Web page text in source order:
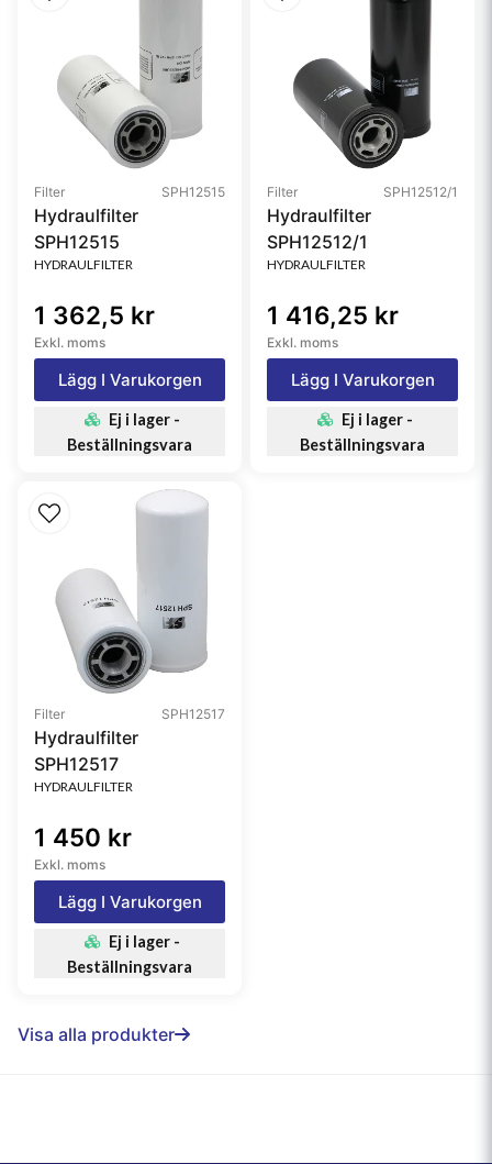
Filter SPH12515
Hydraulfilter
SPH12515
HYDRAULFILTER
1 362,5 kr
Exkl. moms
Lägg I Varukorgen
Ej i lager -
Beställningsvara
Filter SPH12512/1
Hydraulfilter
SPH12512/1
HYDRAULFILTER
1 416,25 kr
Exkl. moms
Lägg I Varukorgen
Ej i lager -
Beställningsvara
Filter SPH12517
Hydraulfilter
SPH12517
HYDRAULFILTER
1 450 kr
Exkl. moms
Lägg I Varukorgen
Ej i lager -
Beställningsvara
Visa alla produkter